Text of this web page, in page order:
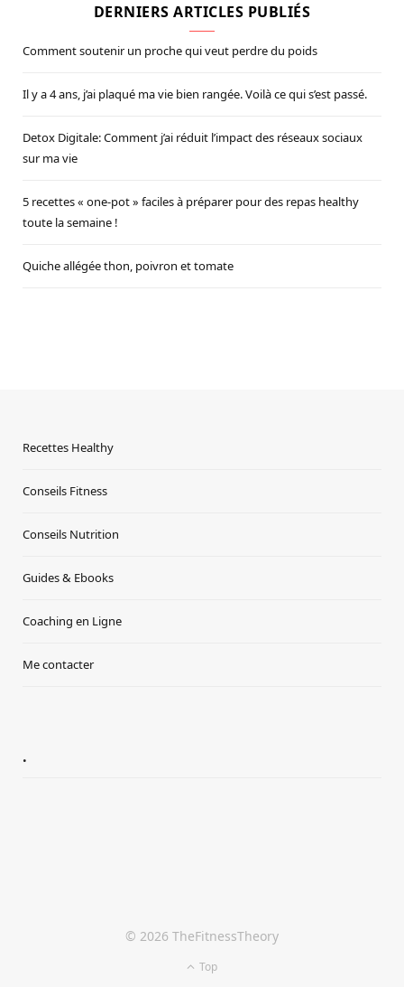
DERNIERS ARTICLES PUBLIÉS
Comment soutenir un proche qui veut perdre du poids
Il y a 4 ans, j’ai plaqué ma vie bien rangée. Voilà ce qui s’est passé.
Detox Digitale: Comment j’ai réduit l’impact des réseaux sociaux
sur ma vie
5 recettes « one-pot » faciles à préparer pour des repas healthy
toute la semaine !
Quiche allégée thon, poivron et tomate
Recettes Healthy
Conseils Fitness
Conseils Nutrition
Guides & Ebooks
Coaching en Ligne
Me contacter
.
© 2026 TheFitnessTheory
Top